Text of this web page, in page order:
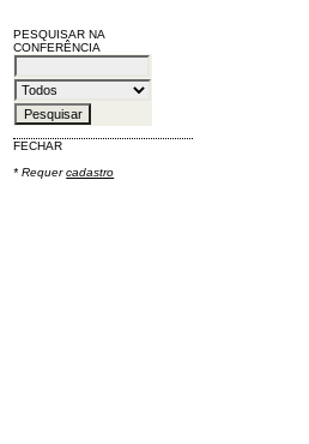
PESQUISAR NA
CONFERÊNCIA
FECHAR
* Requercadastro